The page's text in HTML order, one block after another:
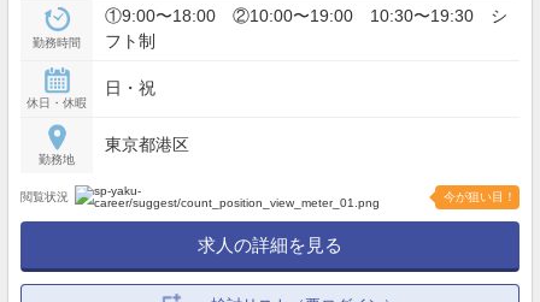
勤務時間
①9:00〜18:00 ②10:00〜19:00 10:30〜19:30 シ
フト制
休日・休暇
日・祝
勤務地
東京都港区
閲覧状況 今が狙い目！
求人の詳細を見る